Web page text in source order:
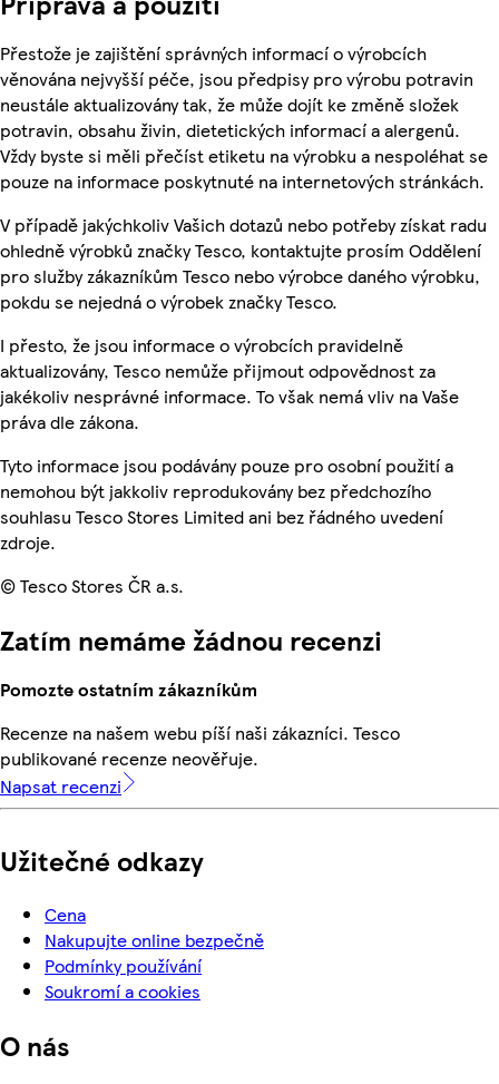
Přestože je zajištění správných informací o výrobcích
věnována nejvyšší péče, jsou předpisy pro výrobu potravin
neustále aktualizovány tak, že může dojít ke změně složek
potravin, obsahu živin, dietetických informací a alergenů.
Vždy byste si měli přečíst etiketu na výrobku a nespoléhat se
pouze na informace poskytnuté na internetových stránkách.
V případě jakýchkoliv Vašich dotazů nebo potřeby získat radu
ohledně výrobků značky Tesco, kontaktujte prosím Oddělení
pro služby zákazníkům Tesco nebo výrobce daného výrobku,
pokdu se nejedná o výrobek značky Tesco.
I přesto, že jsou informace o výrobcích pravidelně
aktualizovány, Tesco nemůže přijmout odpovědnost za
jakékoliv nesprávné informace. To však nemá vliv na Vaše
práva dle zákona.
Tyto informace jsou podávány pouze pro osobní použití a
nemohou být jakkoliv reprodukovány bez předchozího
souhlasu Tesco Stores Limited ani bez řádného uvedení
zdroje.
© Tesco Stores ČR a.s.
Zatím nemáme žádnou recenzi
Pomozte ostatním zákazníkům
Recenze na našem webu píší naši zákazníci. Tesco
publikované recenze neověřuje.
Napsat recenzi
Užitečné odkazy
Cena
Nakupujte online bezpečně
Podmínky používání
Soukromí a cookies
O nás